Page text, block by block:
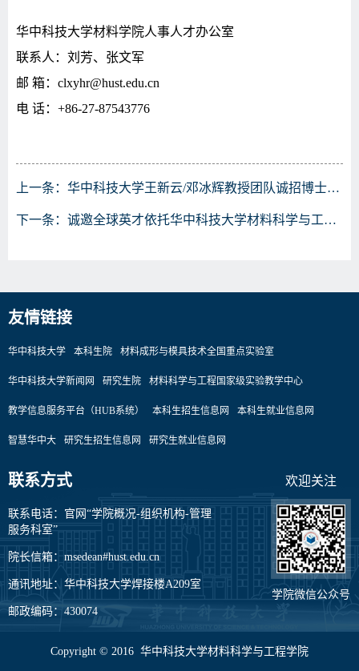
华中科技大学材料学院人事人才办公室
联系人：刘芳、张文军
邮 箱： clxyhr@hust.edu.cn
电 话： +86-27-87543776
上一条： 华中科技大学王新云/邓冰辉教授团队诚招博士后2-3名
下一条： 诚邀全球英才依托华中科技大学材料科学与工程学院申报海外优青
友情链接
华中科技大学 本科生院 材料成形与模具技术全国重点实验室
华中科技大学新闻网 研究生院 材料科学与工程国家级实验教学中心
教学信息服务平台（HUB系统） 本科生招生信息网 本科生就业信息网
智慧华中大 研究生招生信息网 研究生就业信息网
联系方式
联系电话：官网“学院概况-组织机构-管理
服务科室”
院长信箱：msedean#hust.edu.cn
通讯地址：华中科技大学焊接楼A209室
邮政编码：430074
欢迎关注
学院微信公众号
Copyright © 2016 华中科技大学材料科学与工程学院